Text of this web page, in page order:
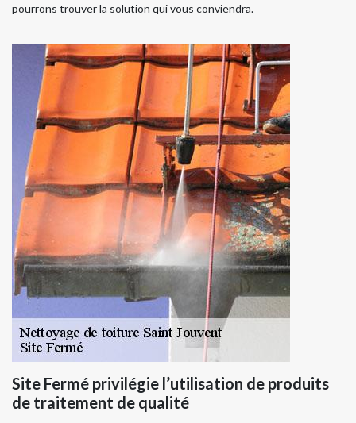
pourrons trouver la solution qui vous conviendra.
Site Fermé privilégie l’utilisation de produits
de traitement de qualité